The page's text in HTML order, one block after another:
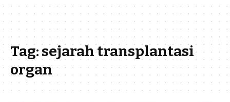
Tag:sejarah transplantasi
organ